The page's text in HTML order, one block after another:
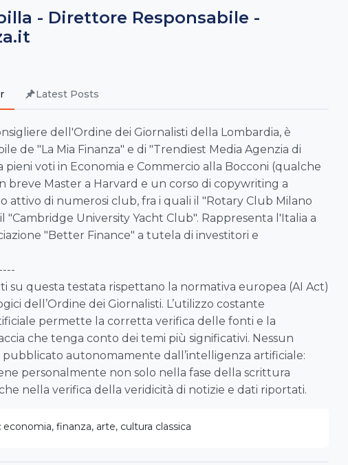
- Direttore Responsabile -
Latest Posts
dell'Ordine dei Giornalisti della Lombardia, è
de "La Mia Finanza" e di "Trendiest Media Agenzia di
pieni voti in Economia e Commercio alla Bocconi (qualche
breve Master a Harvard e un corso di copywriting a
attivo di numerosi club, fra i quali il "Rotary Club Milano
"Cambridge University Yacht Club". Rappresenta l'Italia a
"Better Finance" a tutela di investitori e
su questa testata rispettano la normativa europea (AI Act)
dell’Ordine dei Giornalisti. L’utilizzo costante
permette la corretta verifica delle fonti e la
che tenga conto dei temi più significativi. Nessun
pubblicato autonomamente dall’intelligenza artificiale:
personalmente non solo nella fase della scrittura
nella verifica della veridicità di notizie e dati riportati.
economia, finanza, arte, cultura classica